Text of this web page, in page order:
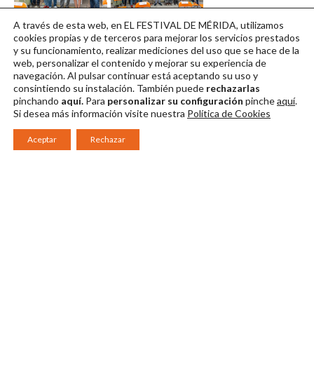
Antígona (1)
Descargar en alta
Presentación 66
Edición
Descargar en alta
A través de esta web, en EL FESTIVAL DE MÉRIDA, utilizamos
cookies propias y de terceros para mejorar los servicios prestados
y su funcionamiento, realizar mediciones del uso que se hace de la
web, personalizar el contenido y mejorar su experiencia de
navegación. Al pulsar continuarestá aceptando su uso y
consintiendo su instalación. También puede rechazarlas
pinchando aquí. Para personalizar su configuración pincheaquí.
Si desea más información visite nuestra Política de Cookies
Aceptar Rechazar